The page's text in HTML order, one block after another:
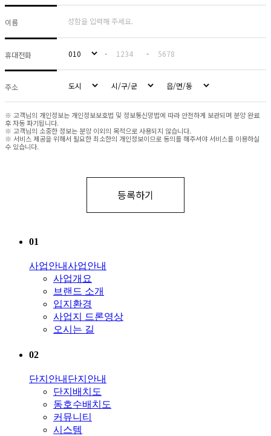
01
사업안내사업안내
사업개요
브랜드 소개
입지환경
사업지 드론영상
오시는 길
02
단지안내 단지안내
단지배치도
동호수배치도
커뮤니티
시스템